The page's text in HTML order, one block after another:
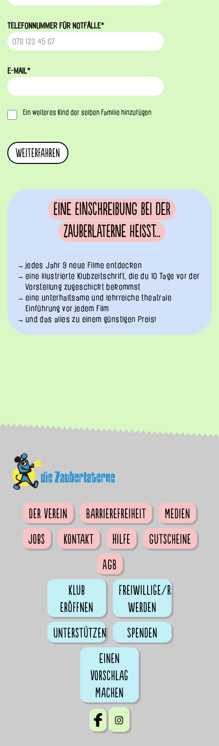
TELEFONNUMMER FÜR NOTFÄLLE*
E-MAIL*
Ein weiteres Kind der selben Familie hinzufügen
Eine Einschreibung bei der
Zauberlaterne heisst...
jedes Jahr 9 neue Filme entdecken
eine illustrierte Klubzeitschrift, die du 10 Tage vor der
Vorstellung zugeschickt bekommst
eine unterhaltsame und lehrreiche theatrale
Einführung vor jedem Film
und das alles zu einem günstigen Preis!
Der Verein Barrierefreiheit
Medien
Jobs
Kontakt Hilfe
Gutscheine
AGB
Klub
eröffnen
Freiwillige/r
werden
Unterstützen
Spenden
Einen
Vorschlag
machen